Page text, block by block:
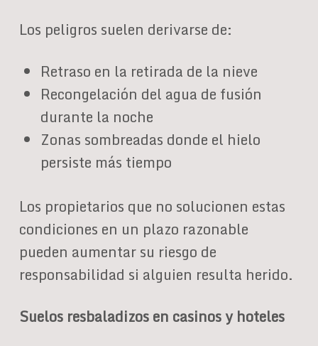
Los peligros suelen derivarse de:
Retraso en la retirada de la nieve
Recongelación del agua de fusión
durante la noche
Zonas sombreadas donde el hielo
persiste más tiempo
Los propietarios que no solucionen estas
condiciones en un plazo razonable
pueden aumentar su riesgo de
responsabilidad si alguien resulta herido.
Suelos resbaladizos en casinos y hoteles